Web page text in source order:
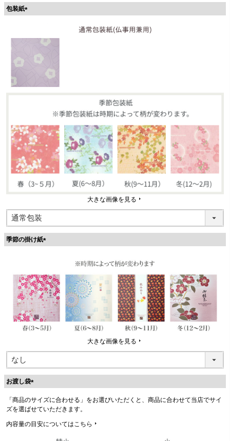
包装紙
須
大きな画像を見る
季節の掛け紙
)
大きな画像を見る
お渡し袋
必
須
)
「商品のサイズに合わせる」をお選びいただくと、商品に合わせて当店でサイ
ズを選ばせていただきます。
内容量の目安についてはこちら